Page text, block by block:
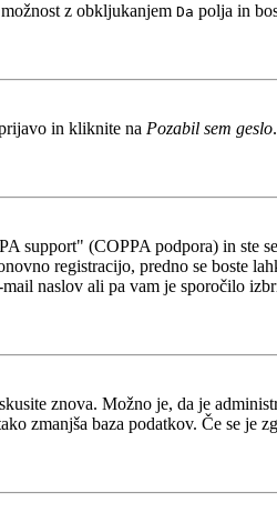
z obkljukanjem Da polja in
in kliknite na Pozabil sem geslo
support" (COPPA podpora) in ste
registracijo, predno se boste
naslov ali pa vam je sporočilo
znova. Možno je, da je
zmanjša baza podatkov. Če se je